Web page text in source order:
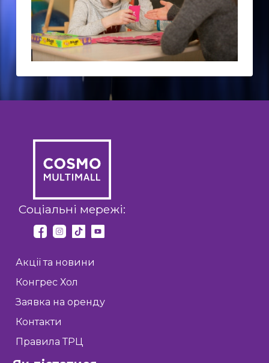
Соціальні мережі:
Акції та новини
Конгрес Хол
Заявка на оренду
Контакти
Правила ТРЦ